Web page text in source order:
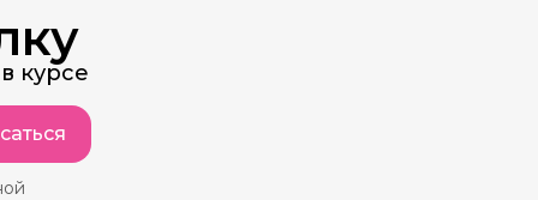
курсе